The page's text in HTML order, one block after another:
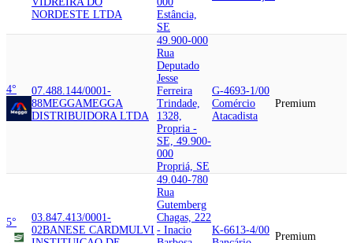
NORDESTE LTDA
Estância,
SE
4°
07.488.144/0001-
88MEGGAMEGGA
DISTRIBUIDORA LTDA
49.900-000
Rua
Deputado
Jesse
Ferreira
Trindade,
1328,
Propria -
SE, 49.900-
000
Propriá, SE
G-4693-1/00
Comércio
Atacadista
Premium
5°
03.847.413/0001-
02BANESE CARDMULVI
49.040-780
Rua
Gutemberg
Chagas, 222
- Inacio
K-6613-4/00
Premium